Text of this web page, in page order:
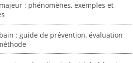
: phénomènes, exemples et
: guide de prévention, évaluation